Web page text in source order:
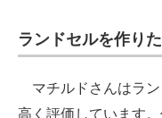
ランドセルを作りた
マチルドさんはラン
高く評価しています